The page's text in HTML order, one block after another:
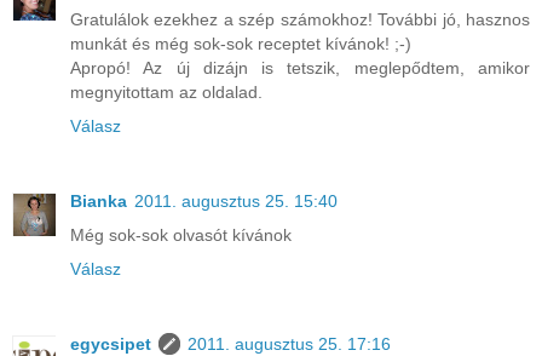
Gratulálok ezekhez a szép számokhoz! További jó, hasznos
munkát és még sok-sok receptet kívánok! ;-)
Apropó! Az új dizájn is tetszik, meglepődtem, amikor
megnyitottam az oldalad.
Válasz
Bianka 2011. augusztus 25. 15:40
Még sok-sok olvasót kívánok
Válasz
egycsipet
2011. augusztus 25. 17:16